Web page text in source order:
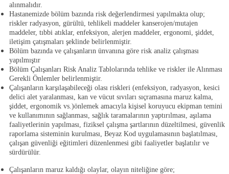
alınmalıdır.
Hastanemizde bölüm bazında risk değerlendirmesi yapılmakta olup;
riskler radyasyon, gürültü, tehlikeli maddeler kanserojen/mutajen
maddeler, tıbbi atıklar, enfeksiyon, alerjen maddeler, ergonomi, şiddet,
iletişim çatışmaları şeklinde belirlenmiştir.
Bölüm bazında ve çalışanların ünvanına göre risk analiz çalışması
yapılmıştır
Bölüm Çalışanları Risk Analiz Tablolarında tehlike ve riskler ile Alınması
Gerekli Önlemler belirlenmiştir.
Çalışanların karşılaşabileceği olası riskleri (enfeksiyon, radyasyon, kesici
delici alet yaralanması, kan ve vücut sıvıları sıçramasına maruz kalma,
şiddet, ergonomik vs.)önlemek amacıyla kişisel koruyucu ekipman temini
ve kullanımının sağlanması, sağlık taramalarının yaptırılması, aşılama
faaliyetlerinin yapılması, fiziksel çalışma şartlarının düzeltilmesi, güvenlik
raporlama sisteminin kurulması, Beyaz Kod uygulamasının başlatılması,
çalışan güvenliği eğitimleri düzenlenmesi gibi faaliyetler başlatılır ve
sürdürülür.
Çalışanların maruz kaldığı olaylar, olayın niteliğine göre;